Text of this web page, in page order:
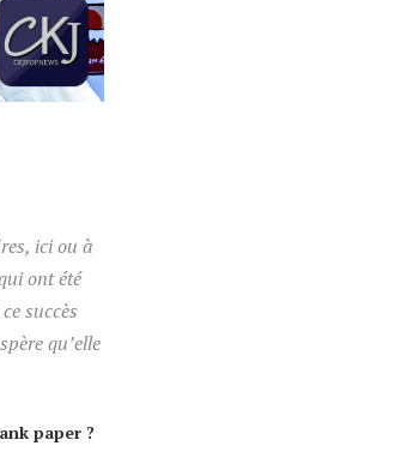
ici ou à
ont été
succès
qu’elle
paper ?